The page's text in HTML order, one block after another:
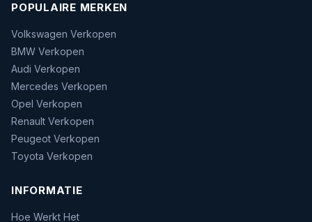
POPULAIRE MERKEN
Volkswagen Verkopen
BMW Verkopen
Audi Verkopen
Mercedes Verkopen
Opel Verkopen
Renault Verkopen
Peugeot Verkopen
Toyota Verkopen
INFORMATIE
Hoe Werkt Het